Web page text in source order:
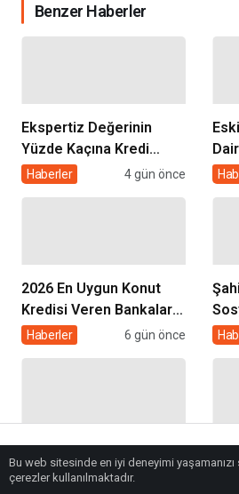
Benzer Haberler
Ekspertiz Değerinin
Yüzde Kaçına Kredi
Çıkar? Konut Kredisi
Haberler 4 gün önce
2026 En Uygun Konut
Kredisi Veren Bankalar
ve Faiz Oranları
Haberler 6 gün önce
Bağcılar’da Yaşıyorsanız
Bu Yardımları
Bu web sitesinde en iyi deneyimi
çerezler kullanılmaktadır.
Anasayfa Akış